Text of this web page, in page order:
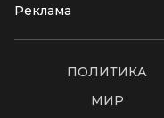
Реклама
ПОЛИТИКА
МИР